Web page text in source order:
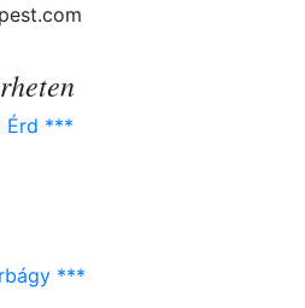
Érd ***
***